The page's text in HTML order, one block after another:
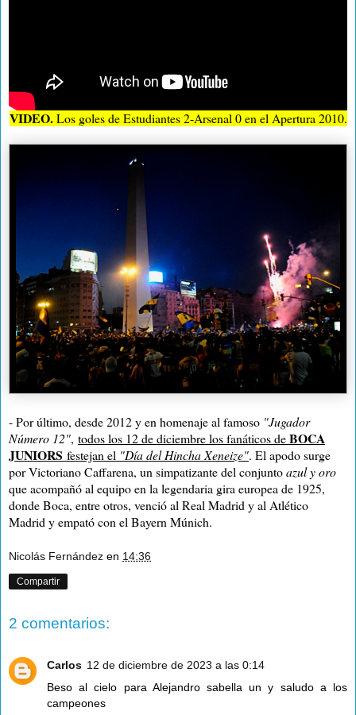
VIDEO.Los goles de Estudiantes 2-Arsenal 0 en el Apertura 2010.
- Por último, desde 2012 y en homenaje al famoso "Jugador
Número 12", todos los 12 de diciembre los fanáticos deBOCA
JUNIORS festejan el "Día del Hincha Xeneize". El apodo surge
por Victoriano Caffarena, un simpatizante del conjuntoazul y oro
que acompañó al equipo en la legendaria gira europea de 1925,
donde Boca, entre otros, venció al Real Madrid y al Atlético
Madrid y empató con el Bayern Múnich.
Nicolás Fernández en 14:36
Compartir
2 comentarios:
Carlos 12 de diciembre de 2023 a las 0:14
Beso al cielo para Alejandro sabella un y saludo a los
campeones